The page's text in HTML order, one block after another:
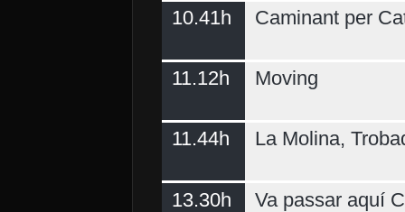
10.41h Caminant per
11.12h Moving
11.44h La Molina,
13.30h Va passar aquí